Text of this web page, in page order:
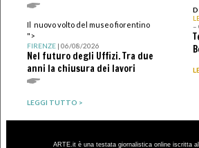
Il nuovo volto del museo fiorentino
">
FIRENZE| 06/08/2026
Nel futuro degli Uffizi. Tra due
anni la chiusura dei lavori
LEGGI TUTTO >
–
ARTE.it è una testata giornalistica online iscritta